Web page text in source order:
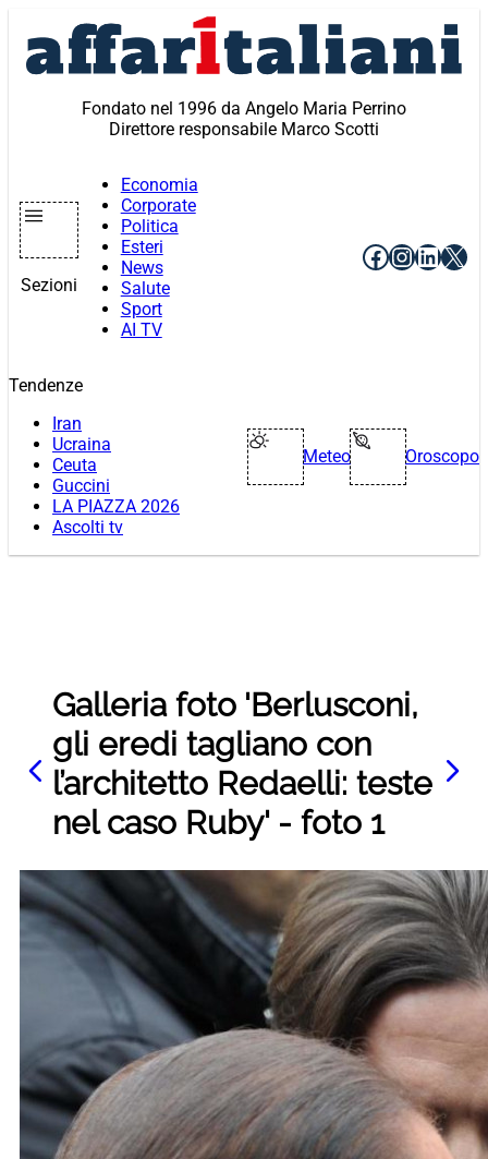
contenuto
Fondato nel 1996 da Angelo Maria Perrino
Direttore responsabile Marco Scotti
Sezioni
Economia
Corporate
Politica
Esteri
News
Salute
Sport
AI TV
Facebook
X
Tendenze
Iran
Ucraina
Ceuta
Guccini
LA PIAZZA 2026
Ascolti tv
Meteo Oroscopo
Galleria foto 'Berlusconi,
gli eredi tagliano con
l’architetto Redaelli: teste
nel caso Ruby' - foto 1